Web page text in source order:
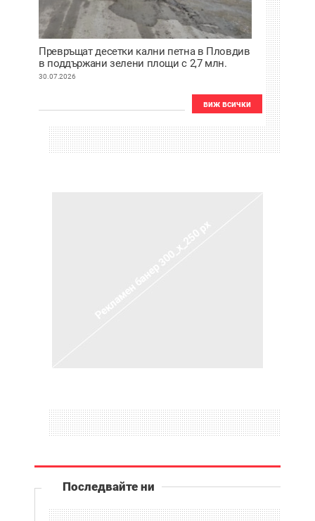
Превръщат десетки кални петна в Пловдив
в поддържани зелени площи с 2,7 млн.
евро
30.07.2026
виж всички
Последвайте ни